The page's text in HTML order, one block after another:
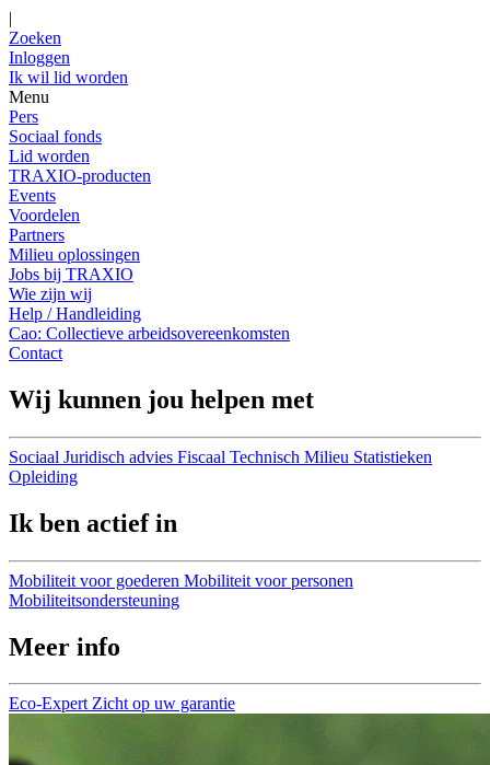
|
Zoeken
Inloggen
Ik wil lid worden
Menu
Pers
Sociaal fonds
Lid worden
TRAXIO-producten
Events
Voordelen
Partners
Milieu oplossingen
Jobs bij TRAXIO
Wie zijn wij
Help / Handleiding
Cao: Collectieve arbeidsovereenkomsten
Contact
Wij kunnen jou helpen met
Sociaal Juridisch advies Fiscaal Technisch Milieu Statistieken
Opleiding
Ik ben actief in
Mobiliteit voor goederen Mobiliteit voor personen
Mobiliteitsondersteuning
Meer info
Eco-Expert Zicht op uw garantie